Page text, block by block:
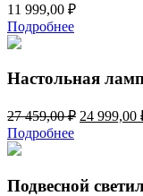
11 999,00 ₽
Подробнее
Настольная
27 459,00₽
459,00 ₽.
24 999,00
Подробнее
Подвесной